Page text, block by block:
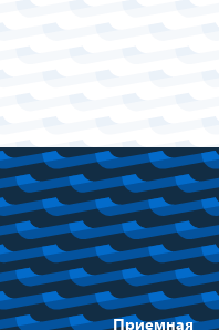
Приемная